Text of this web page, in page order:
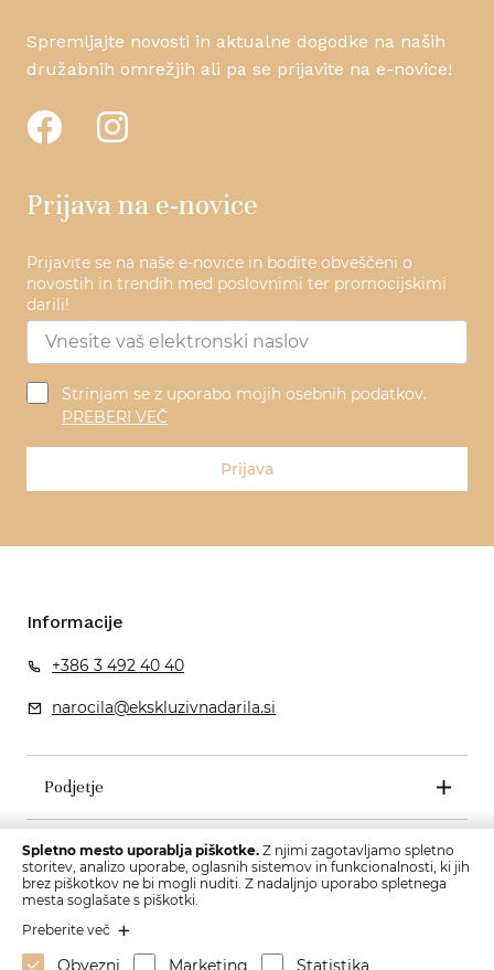
Spremljajte novosti in aktualne dogodke na naših
družabnih omrežjih ali pa se prijavite na e-novice!
Prijava na e-novice
Prijavite se na naše e-novice in bodite obveščeni o
novostih in trendih med poslovnimi ter promocijskimi
darili!
Strinjam se z uporabo mojih osebnih podatkov.
PREBERI VEČ
Prijava
Informacije
+386 3 492 40 40
narocila@ekskluzivnadarila.si
Podjetje
Pogoji poslovanja
Spletno mesto uporablja piškotke. Z njimi zagotavljamo spletno
storitev, analizo uporabe, oglasnih sistemov in funkcionalnosti, ki jih
brez piškotkov ne bi mogli nuditi. Z nadaljnjo uporabo spletnega
mesta soglašate s piškotki.
Preberite več
Obvezni Marketing Statistika